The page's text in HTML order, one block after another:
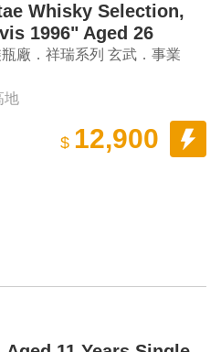
Whisky Selection,
1996" Aged 26
Single Malt
廠．祥瑞系列 玄武．事業
」26年單一麥芽蘇格蘭威士
地
$ 12,900